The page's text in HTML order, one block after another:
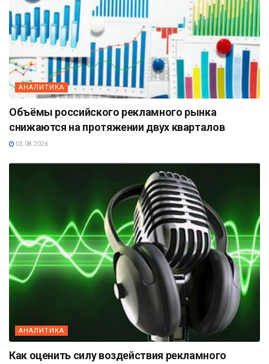
АНАЛИТИКА
Объёмы российского рекламного рынка
снижаются на протяжении двух кварталов
03.08.2026
АНАЛИТИКА
Как оценить силу воздействия рекламного